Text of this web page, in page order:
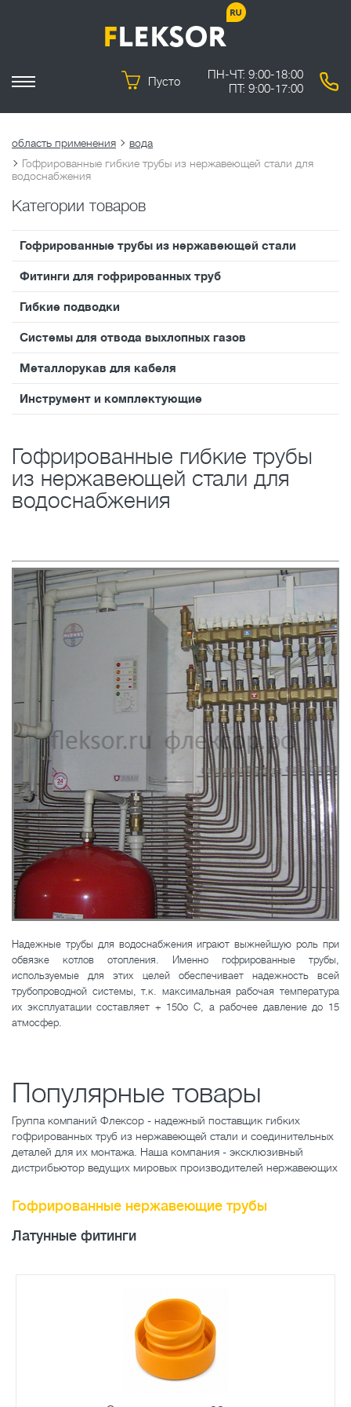
Пусто
ПН-ЧТ: 9:00-18:00
ПТ: 9:00-17:00
область применения
вода
Гофрированные гибкие трубы из нержавеющей стали для
водоснабжения
Категории товаров
Гофрированные трубы из нержавеющей стали
Фитинги для гофрированных труб
Гибкие подводки
Системы для отвода выхлопных газов
Металлорукав для кабеля
Инструмент и комплектующие
Гофрированные гибкие трубы
из нержавеющей стали для
водоснабжения
Надежные трубы для водоснабжения играют выжнейшую роль при
обвязке котлов отопления. Именно гофрированные трубы,
используемые для этих целей обеспечивает надежность всей
трубопроводной системы, т.к. максимальная рабочая температура
их эксплуатации составляет + 150о С, а рабочее давление до 15
атмосфер.
Популярные товары
Группа компаний Флексор - надежный поставщик гибких
гофрированных труб из нержавеющей стали и соединительных
деталей для их монтажа. Наша компания - эксклюзивный
дистрибьютор ведущих мировых производителей нержавеющих
Гофрированные нержавеющие трубы
Латунные фитинги